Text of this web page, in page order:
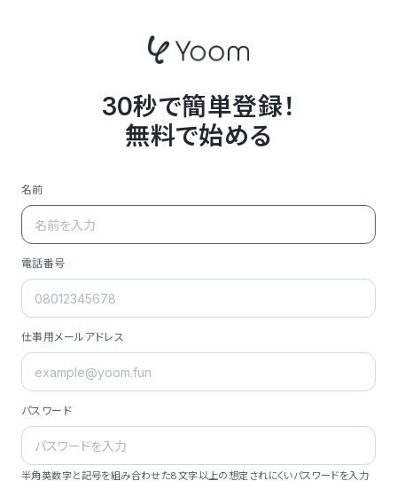
30秒で簡単登録！
無料で始める
名前
電話番号
仕事用メールアドレス
パスワード
半角英数字と記号を組み合わせた8文字以上の想定されにくいパスワードを入力